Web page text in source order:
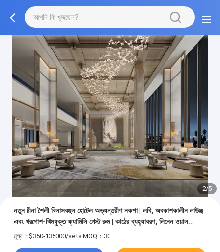
2/5
নতুন চীনা শৈলী বিলাসবহুল হোটেল অভ্যন্তরীণ নকশা | লবি, অবকাশকালীন লাউঞ্জ
এবং খরগোশ-থিমযুক্ত ফ্যামিলি গেস্ট রুম | কাঠের ব্যহ্যাবরণ, লিনেন ওয়াল
প্যানেল এবং মার্বেল ফ্লোরিং, কাস্টম বার্ড এবং বাটারফ্লাই আর্ট চ্যান্ডেলাইয়ার
মূল্য：$350-135000/sets MOQ：30